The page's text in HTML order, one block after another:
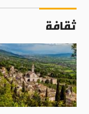
ثقافة